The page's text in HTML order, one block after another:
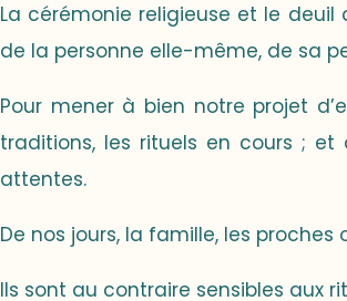
La cérémonie religieuse et le
de la personne elle-même, de sa
Pour mener à bien notre projet
traditions, les rituels en cours ;
attentes.
De nos jours, la famille, les
Ils sont au contraire sensibles aux